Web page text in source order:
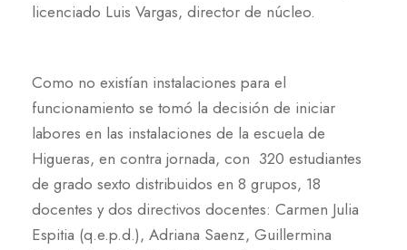
licenciado Luis Vargas, director de núcleo.
Como no existían instalaciones para el
funcionamiento se tomó la decisión de iniciar
labores en las instalaciones de la escuela de
Higueras, en contra jornada, con 320 estudiantes
de grado sexto distribuidos en 8 grupos, 18
docentes y dos directivos docentes: Carmen Julia
Espitia (q.e.p.d.), Adriana Saenz, Guillermina